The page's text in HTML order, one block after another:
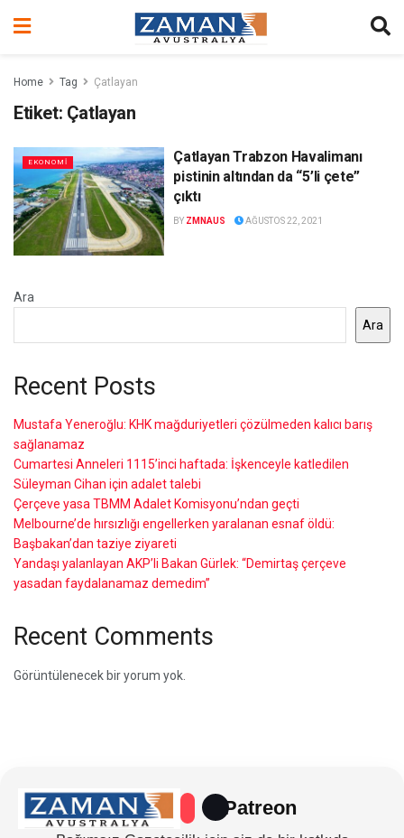
Home Tag Çatlayan
Etiket: Çatlayan
EKONOMİ
Çatlayan Trabzon Havalimanı
pistinin altından da “5’li çete”
çıktı
BY ZMNAUS AĞUSTOS 22, 2021
Ara
Ara
Recent Posts
Mustafa Yeneroğlu: KHK mağduriyetleri çözülmeden kalıcı barış
sağlanamaz
Cumartesi Anneleri 1115’inci haftada: İşkenceyle katledilen
Süleyman Cihan için adalet talebi
Çerçeve yasa TBMM Adalet Komisyonu’ndan geçti
Melbourne’de hırsızlığı engellerken yaralanan esnaf öldü:
Başbakan’dan taziye ziyareti
Yandaşı yalanlayan AKP’li Bakan Gürlek: “Demirtaş çerçeve
yasadan faydalanamaz demedim”
Recent Comments
Görüntülenecek bir yorum yok.
Patreon